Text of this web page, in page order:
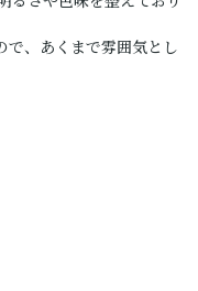
で、あくまで雰囲気とし